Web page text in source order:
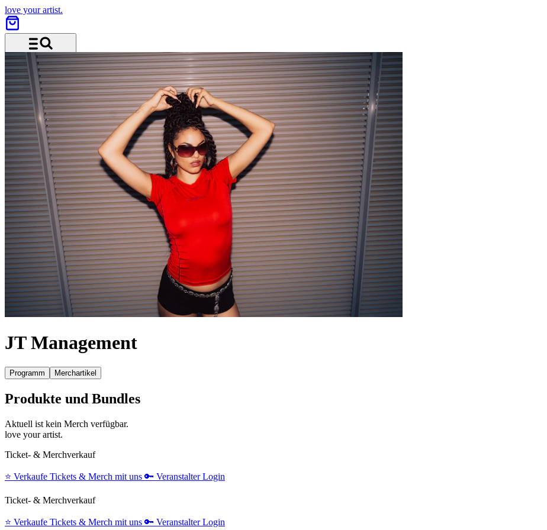
love your artist.
Menü und Suche
JT Management
Programm Merchartikel
Produkte und Bundles
Aktuell ist kein Merch verfügbar.
love your artist.
Ticket- & Merchverkauf
⭐️ Verkaufe Tickets & Merch mit uns 🔑 Veranstalter Login
Ticket- & Merchverkauf
⭐️ Verkaufe Tickets & Merch mit uns 🔑 Veranstalter Login